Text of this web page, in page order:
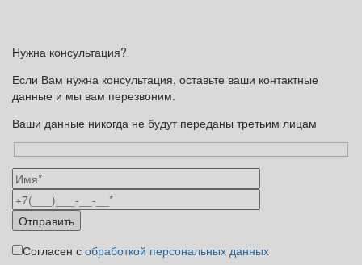
Нужна консультация?
Если Вам нужна консультация, оставьте ваши контактные
данные и мы вам перезвоним.
Ваши данные никогда не будут переданы третьим лицам
Согласен с обработкой персональных данных